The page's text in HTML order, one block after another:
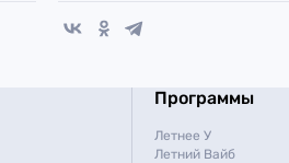
Программы
Летнее У
Летний Вайб